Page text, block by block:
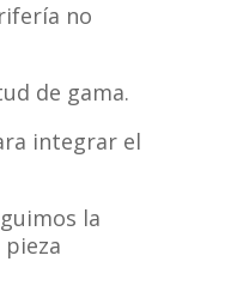
no
de gama.
integrar el
la
pieza